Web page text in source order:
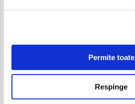
Permite toate
Respinge
Space